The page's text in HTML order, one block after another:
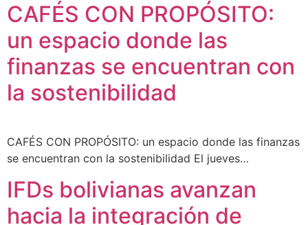
CAFÉS CON PROPÓSITO:
un espacio donde las
finanzas se encuentran con
la sostenibilidad
CAFÉS CON PROPÓSITO: un espacio donde las finanzas
se encuentran con la sostenibilidad El jueves…
IFDs bolivianas avanzan
hacia la integración de